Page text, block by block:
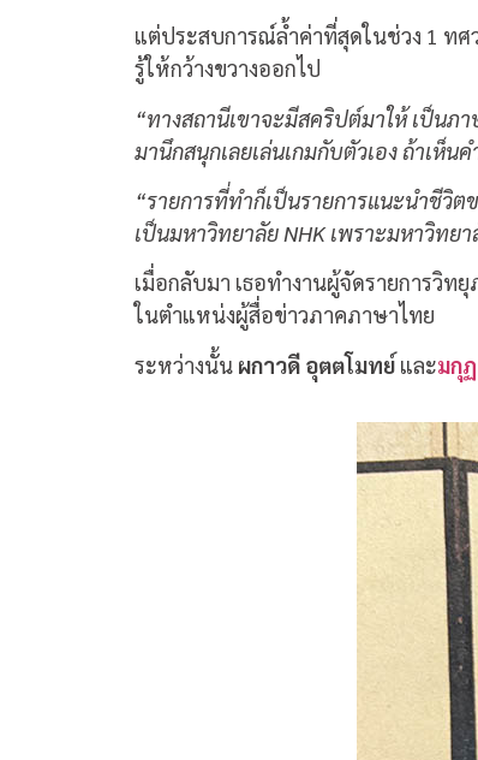
แต่ประสบการณ์ล้ำค่าที่สุดในช่วง 1 ทศ
รู้ให้กว้างขวางออกไป
“ทางสถานีเขาจะมีสคริปต์มาให้ เป็น
มานึกสนุกเลยเล่นเกมกับตัวเอง ถ้าเห็น
“รายการที่ทำก็เป็นรายการแนะนำชีวิ
เป็นมหาวิทยาลัย NHK เพราะมหาวิทย
เมื่อกลับมา เธอทำงานผู้จัดรายการวิ
ในตำแหน่งผู้สื่อข่าวภาคภาษาไทย
ระหว่างนั้น ผกาวดี อุตตโมทย์ และมกุ